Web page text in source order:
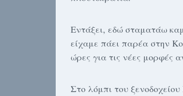
Εντάξει, εδώ σταματάω
είχαμε πάει παρέα στην
ώρες για τις νέες μορφές
Στο λόμπι του